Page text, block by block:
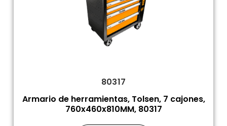
80317
Armario de herramientas, Tolsen, 7 cajones,
760x460x810MM, 80317